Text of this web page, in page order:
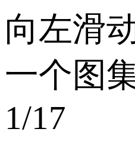
向左滑
一个图
1/17